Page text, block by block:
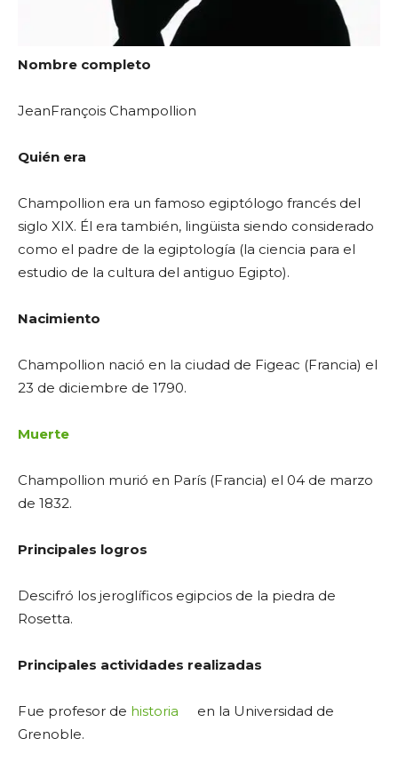
Nombre completo
JeanFrançois Champollion
Quién era
Champollion era un famoso egiptólogo francés del
siglo XIX. Él era también, lingüista siendo considerado
como el padre de la egiptología (la ciencia para el
estudio de la cultura del antiguo Egipto).
Nacimiento
Champollion nació en la ciudad de Figeac (Francia) el
23 de diciembre de 1790.
Muerte
Champollion murió en París (Francia) el 04 de marzo
de 1832.
Principales logros
Descifró los jeroglíficos egipcios de la piedra de
Rosetta.
Principales actividades realizadas
Fue profesor de historia
en la Universidad de
Grenoble.